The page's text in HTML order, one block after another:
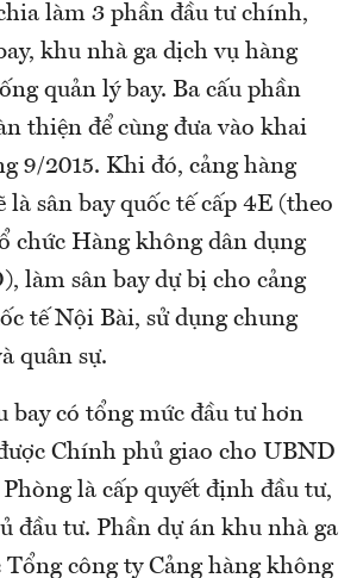
làm 3 phần đầu tư chính,
khu nhà ga dịch vụ hàng
quản lý bay. Ba cấu phần
thiện để cùng đưa vào khai
9/2015. Khi đó, cảng hàng
là sân bay quốc tế cấp 4E (theo
chức Hàng không dân dụng
làm sân bay dự bị cho cảng
tế Nội Bài, sử dụng chung
quân sự.
bay có tổng mức đầu tư hơn
Chính phủ giao cho UBND
là cấp quyết định đầu tư,
đầu tư. Phần dự án khu nhà ga
Tổng công ty Cảng hàng không